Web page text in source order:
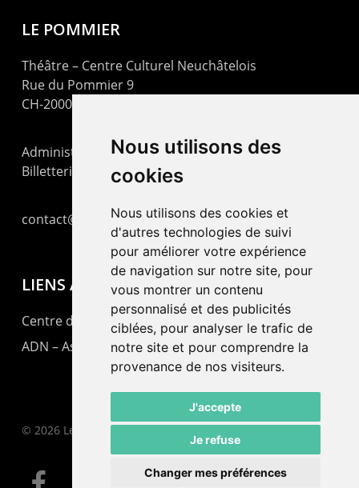
Nous utilisons des
cookies
Nous utilisons des cookies et
d'autres technologies de suivi
pour améliorer votre expérience
de navigation sur notre site, pour
vous montrer un contenu
personnalisé et des publicités
ciblées, pour analyser le trafic de
notre site et pour comprendre la
provenance de nos visiteurs.
J'accepte
Je refuse
Changer mes préférences
LE POMMIER
Théâtre – Centre Culturel Neuchâtelois
Rue du Pommier 9
CH-2000 Neuchâtel
Administration : +41 32 725 03 03
Billetterie : +41 32 725 05 05
contact@lepommier.ch
LIENS AMIS
Centre de culture ABC
ADN – Association Danse Neuchâtel
© 2026 Le Pommier.
facebook email